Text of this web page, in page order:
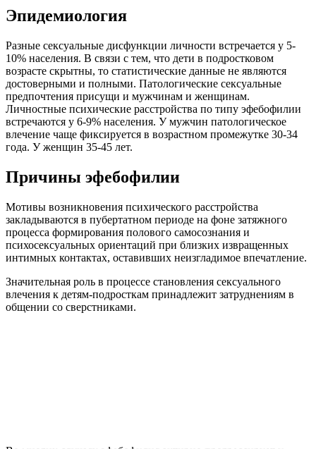
Эпидемиология
Разные сексуальные дисфункции личности встречается у 5-
10% населения. В связи с тем, что дети в подростковом
возрасте скрытны, то статистические данные не являются
достоверными и полными. Патологические сексуальные
предпочтения присущи и мужчинам и женщинам.
Личностные психические расстройства по типу эфебофилии
встречаются у 6-9% населения. У мужчин патологическое
влечение чаще фиксируется в возрастном промежутке 30-34
года. У женщин 35-45 лет.
Причины эфебофилии
Мотивы возникновения психического расстройства
закладываются в пубертатном периоде на фоне затяжного
процесса формирования полового самосознания и
психосексуальных ориентаций при близких извращенных
интимных контактах, оставивших неизгладимое впечатление.
Значительная роль в процессе становления сексуального
влечения к детям-подросткам принадлежит затруднениям в
общении со сверстниками.